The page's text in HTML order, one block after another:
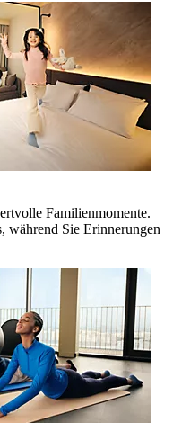
Familienmomente.
während Sie Erinnerungen